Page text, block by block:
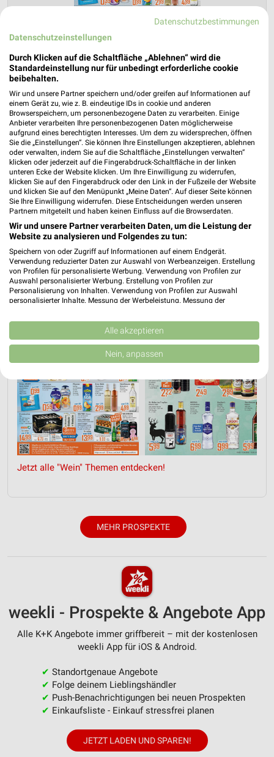
K+K Prospekt für Herzebrock-Clarholz ab
Mo. den 10.08.
Gültig von 10. Aug. bis 15. Aug.
📅 Kalendereintrag erstellen
PROSPEKT BLÄTTERN
WEIN BIER AKTIONEN, RABATTE & GUTSCHEINE
Jetzt alle "Wein" Themen entdecken!
MEHR PROSPEKTE
weekli - Prospekte & Angebote App
Alle K+K Angebote immer griffbereit – mit der kostenlosen
weekli App für iOS & Android.
✔ Standortgenaue Angebote
✔ Folge deinem Lieblingshändler
✔ Push-Benachrichtigungen bei neuen Prospekten
✔ Einkaufsliste - Einkauf stressfrei planen
JETZT LADEN UND SPAREN!
Datenschutzbestimmungen
Datenschutzeinstellungen
Durch Klicken auf die Schaltfläche „Ablehnen“ wird die
Standardeinstellung nur für unbedingt erforderliche cookie
beibehalten.
Wir und unsere Partner speichern und/oder greifen auf Informationen auf
einem Gerät zu, wie z. B. eindeutige IDs in cookie und anderen
Browserspeichern, um personenbezogene Daten zu verarbeiten. Einige
Anbieter verarbeiten Ihre personenbezogenen Daten möglicherweise
aufgrund eines berechtigten Interesses. Um dem zu widersprechen, öffnen
Sie die „Einstellungen“. Sie können Ihre Einstellungen akzeptieren, ablehnen
oder verwalten, indem Sie auf die Schaltfläche „Einstellungen verwalten“
klicken oder jederzeit auf die Fingerabdruck-Schaltfläche in der linken
unteren Ecke der Website klicken. Um Ihre Einwilligung zu widerrufen,
klicken Sie auf den Fingerabdruck oder den Link in der Fußzeile der Website
und klicken Sie auf den Menüpunkt „Meine Daten“. Auf dieser Seite können
Sie Ihre Einwilligung widerrufen. Diese Entscheidungen werden unseren
Partnern mitgeteilt und haben keinen Einfluss auf die Browserdaten.
Wir und unsere Partner verarbeiten Daten, um die Leistung der
Website zu analysieren und Folgendes zu tun:
Speichern von oder Zugriff auf Informationen auf einem Endgerät.
Verwendung reduzierter Daten zur Auswahl von Werbeanzeigen. Erstellung
von Profilen für personalisierte Werbung. Verwendung von Profilen zur
Auswahl personalisierter Werbung. Erstellung von Profilen zur
Personalisierung von Inhalten. Verwendung von Profilen zur Auswahl
personalisierter Inhalte. Messung der Werbeleistung. Messung der
Kombinationen von Daten aus verschiedenen Quellen. Entwicklung und
Verbesserung der Angebote. Verwendung reduzierter Daten zur Auswahl
von Inhalten.
Daten können außerhalb der Europäischen Union weitergegeben und in die
Website/App.
Partnerliste anzeigen (1 IAB-Anbieter)
Wir nutzen Ihre Daten für folgende Zwecke:
IAB-Verarbeitungszwecke:
Speichern von oder Zugriff auf Informationen
auf einem Endgerät
Erstellung von Profilen für personalisierte
Erstellung von Profilen zur Personalisierung
Verwendung von Profilen zur Auswahl
personalisierter Inhalte
Messung der Performance von Inhalten
Analyse von Zielgruppen durch Statistiken oder
Alle akzeptieren
Nein, anpassen